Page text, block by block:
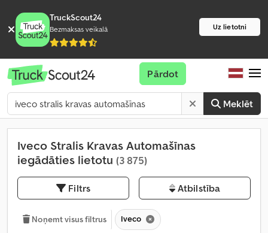
TruckScout24
Bezmaksas veikalā Uz lietotni
Meklēt
Pārdot
Iveco Stralis Kravas Automašīnas
iegādāties lietotu (3 875)
Filtrs Atbilstība
Noņemt visus filtrus Iveco